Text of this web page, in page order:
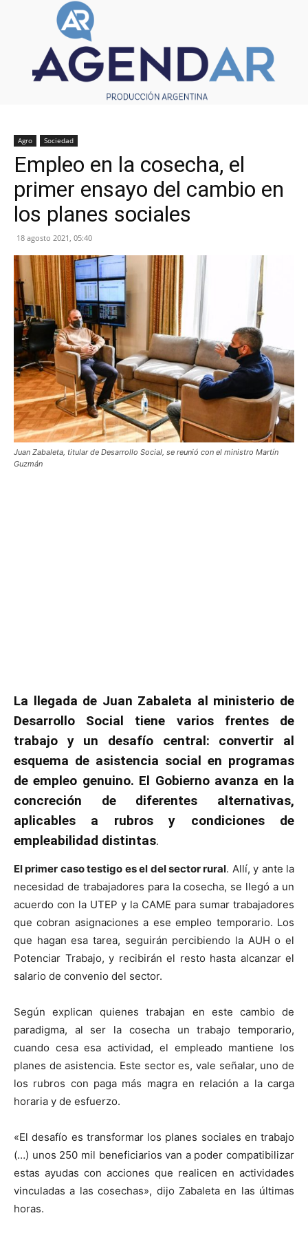
Agro Sociedad
Empleo en la cosecha, el
primer ensayo del cambio en
los planes sociales
18 agosto 2021, 05:40
Juan Zabaleta, titular de Desarrollo Social, se reunió con el ministro Martín
Guzmán
La llegada de Juan Zabaleta al ministerio de
Desarrollo Social tiene varios frentes de
trabajo y un desafío central: convertir al
esquema de asistencia social en programas
de empleo genuino. El Gobierno avanza en la
concreción de diferentes alternativas,
aplicables a rubros y condiciones de
empleabilidad distintas.
El primer caso testigo es el del sector rural. Allí, y ante la
necesidad de trabajadores para la cosecha, se llegó a un
acuerdo con la UTEP y la CAME para sumar trabajadores
que cobran asignaciones a ese empleo temporario. Los
que hagan esa tarea, seguirán percibiendo la AUH o el
Potenciar Trabajo, y recibirán el resto hasta alcanzar el
salario de convenio del sector.
Según explican quienes trabajan en este cambio de
paradigma, al ser la cosecha un trabajo temporario,
cuando cesa esa actividad, el empleado mantiene los
planes de asistencia. Este sector es, vale señalar, uno de
los rubros con paga más magra en relación a la carga
horaria y de esfuerzo.
«El desafío es transformar los planes sociales en trabajo
(…) unos 250 mil beneficiarios van a poder compatibilizar
estas ayudas con acciones que realicen en actividades
vinculadas a las cosechas», dijo Zabaleta en las últimas
horas.